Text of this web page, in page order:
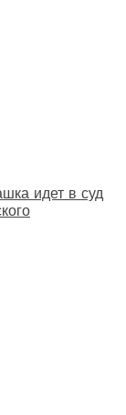
идет в суд